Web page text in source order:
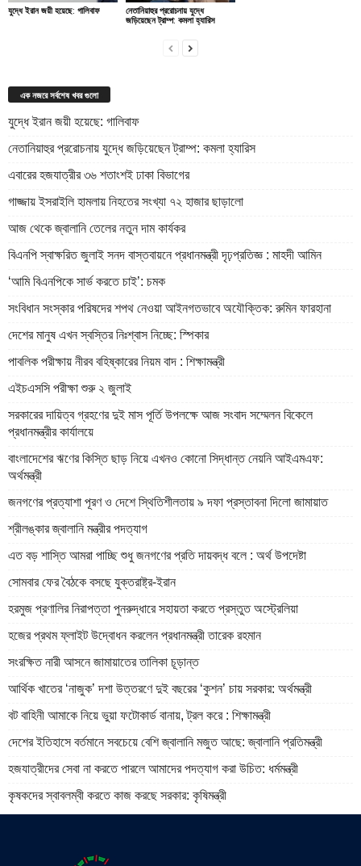
যুদ্ধে ইরান জয়ী হয়েছে: গালিবাফ
নেতানিয়াহুর প্ররোচনায় যুদ্ধে
জড়িয়েছেন ট্রাম্প: কমলা হ্যারিস
এক নজরে সর্বশেষ খবর গুলো
যুদ্ধে ইরান জয়ী হয়েছে: গালিবাফ
নেতানিয়াহুর প্ররোচনায় যুদ্ধে জড়িয়েছেন ট্রাম্প: কমলা হ্যারিস
এবারের হজযাত্রীর ৩৬ শতাংশই ঢাকা বিভাগের
গাজ্জায় ইসরাইলি হামলায় নিহতের সংখ্যা ৭২ হাজার ছাড়ালো
আজ থেকে জ্বালানি তেলের নতুন দাম কার্যকর
বিএনপি স্বাক্ষরিত জুলাই সনদ বাস্তবায়নে প্রধানমন্ত্রী দৃঢ়প্রতিজ্ঞ : মাহদী আমিন
‘আমি বিএনপিকে সার্ভ করতে চাই’: চমক
সংবিধান সংস্কার পরিষদের শপথ নেওয়া আইনগতভাবে অযৌক্তিক: রুমিন ফারহানা
দেশের মানুষ এখন স্বস্তির নিঃশ্বাস নিচ্ছে: স্পিকার
পাবলিক পরীক্ষায় নীরব বহিষ্কারের নিয়ম বাদ : শিক্ষামন্ত্রী
এইচএসসি পরীক্ষা শুরু ২ জুলাই
সরকারের দায়িত্ব গ্রহণের দুই মাস পূর্তি উপলক্ষে আজ সংবাদ সম্মেলন বিকেলে
প্রধানমন্ত্রীর কার্যালয়ে
বাংলাদেশের ঋণের কিস্তি ছাড় নিয়ে এখনও কোনো সিদ্ধান্ত নেয়নি আইএমএফ:
অর্থমন্ত্রী
জনগণের প্রত্যাশা পূরণ ও দেশে স্থিতিশীলতায় ৯ দফা প্রস্তাবনা দিলো জামায়াত
শ্রীলঙ্কার জ্বালানি মন্ত্রীর পদত্যাগ
এত বড় শাস্তি আমরা পাচ্ছি শুধু জনগণের প্রতি দায়বদ্ধ বলে : অর্থ উপদেষ্টা
সোমবার ফের বৈঠকে বসছে যুক্তরাষ্ট্র-ইরান
হরমুজ প্রণালির নিরাপত্তা পুনরুদ্ধারে সহায়তা করতে প্রস্তুত অস্ট্রেলিয়া
হজের প্রথম ফ্লাইট উদ্বোধন করলেন প্রধানমন্ত্রী তারেক রহমান
সংরক্ষিত নারী আসনে জামায়াতের তালিকা চূড়ান্ত
আর্থিক খাতের ‘নাজুক’ দশা উত্তরণে দুই বছরের ‘কুশন’ চায় সরকার: অর্থমন্ত্রী
বট বাহিনী আমাকে নিয়ে ভুয়া ফটোকার্ড বানায়, ট্রল করে : শিক্ষামন্ত্রী
দেশের ইতিহাসে বর্তমানে সবচেয়ে বেশি জ্বালানি মজুত আছে: জ্বালানি প্রতিমন্ত্রী
হজযাত্রীদের সেবা না করতে পারলে আমাদের পদত্যাগ করা উচিত: ধর্মমন্ত্রী
কৃষকদের স্বাবলম্বী করতে কাজ করছে সরকার: কৃষিমন্ত্রী